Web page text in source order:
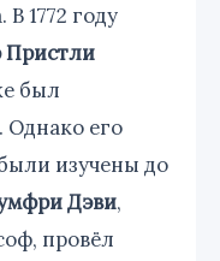
В 1772 году
был
Однако его
изучены до
Дэви,
провёл